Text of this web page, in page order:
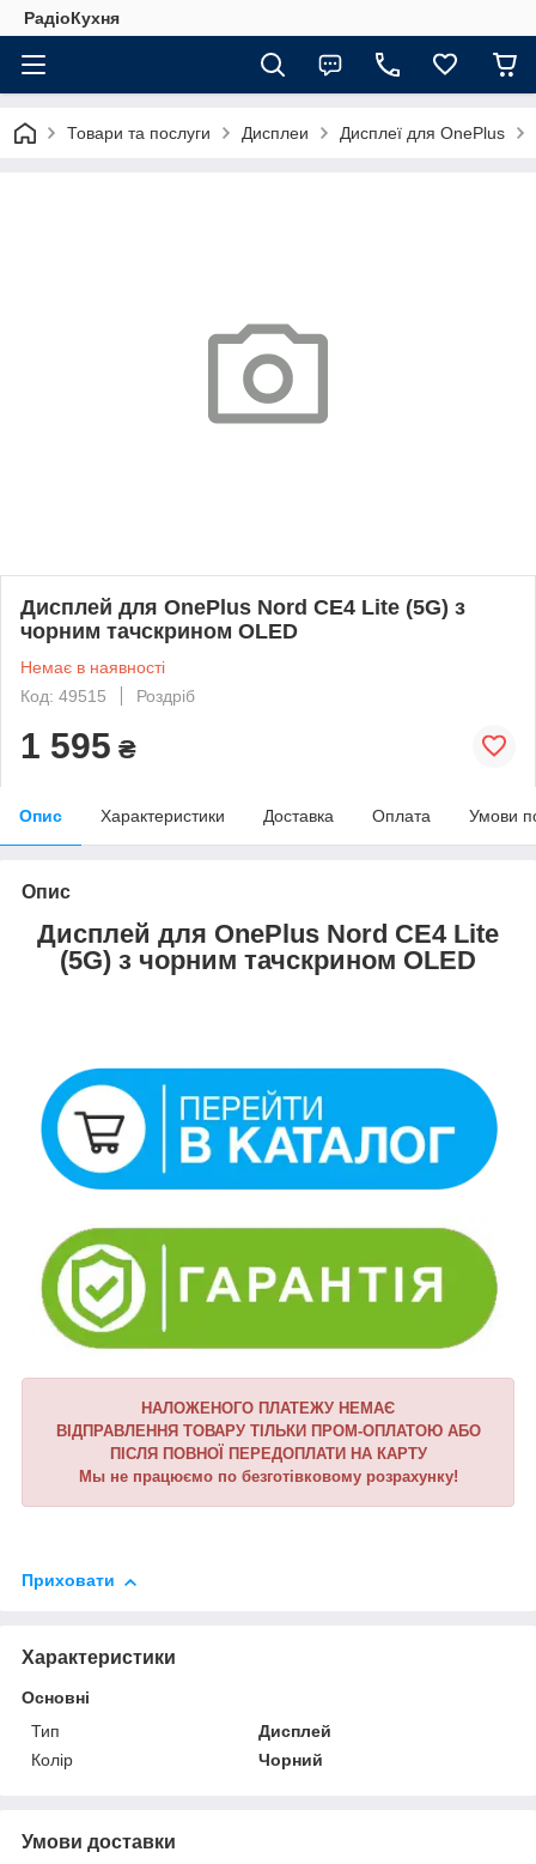
РадіоКухня
Товари та послуги Дисплеи Дисплеї для OnePlus
Дисплей для OnePlus Nord CE4 Lite (5G) з
чорним тачскрином OLED
Немає в наявності
Код: 49515
Роздріб
1 595 ₴
Опис Характеристики Доставка Оплата Умови
Опис
Дисплей для OnePlus Nord CE4 Lite
(5G) з чорним тачскрином OLED
НАЛОЖЕНОГО ПЛАТЕЖУ НЕМАЄ
ВІДПРАВЛЕННЯ ТОВАРУ ТІЛЬКИ ПРОМ-ОПЛАТОЮ АБО
ПІСЛЯ ПОВНОЇ ПЕРЕДОПЛАТИ НА КАРТУ
Мы не працюємо по безготівковому розрахунку!
Приховати
Характеристики
Основні
Тип
Дисплей
Колір
Чорний
Умови доставки